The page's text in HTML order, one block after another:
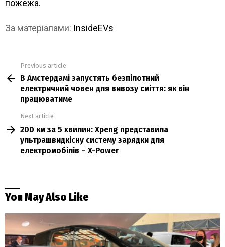
пожежа.
За матеріалами: InsideEVs
more
Previous article
В Амстердамі запустять безпілотний
електричний човен для вивозу сміття: як він
працюватиме
Next article
200 км за 5 хвилин: Xpeng представила
ультрашвидкісну систему зарядки для
електромобілів – X-Power
You May Also Like